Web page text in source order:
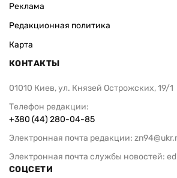
Реклама
Редакционная политика
Карта
КОНТАКТЫ
01010 Киев, ул. Князей Острожских, 19/1
Телефон редакции:
+380 (44) 280-04-85
Электронная почта редакции:
Электронная почта службы новостей:
СОЦСЕТИ